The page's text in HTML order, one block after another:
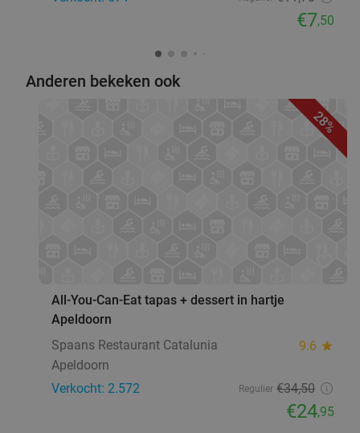
€7,50
Anderen bekeken ook
28%
All-You-Can-Eat tapas + dessert in hartje
Apeldoorn
Spaans Restaurant Catalunia
9.6 star
Apeldoorn
Verkocht: 2.572
Regulier €34,50
€24,95